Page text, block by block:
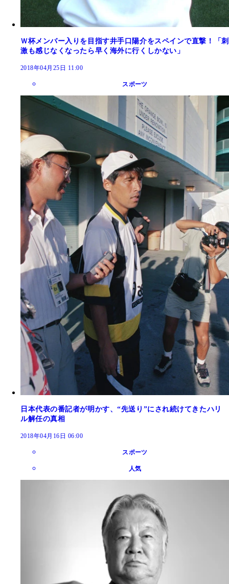
Ｗ杯メンバー入りを目指す井手口陽介をスペインで直撃！「刺
激も感じなくなったら早く海外に行くしかない」
2018年04月25日 11:00
スポーツ
日本代表の番記者が明かす、“先送り”にされ続けてきたハリ
ル解任の真相
2018年04月16日 06:00
スポーツ
人気